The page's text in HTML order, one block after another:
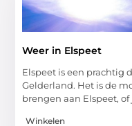
Weer in Elspeet
Elspeet is een prachtig
Gelderland. Het is de
brengen aan Elspeet, of
Winkelen